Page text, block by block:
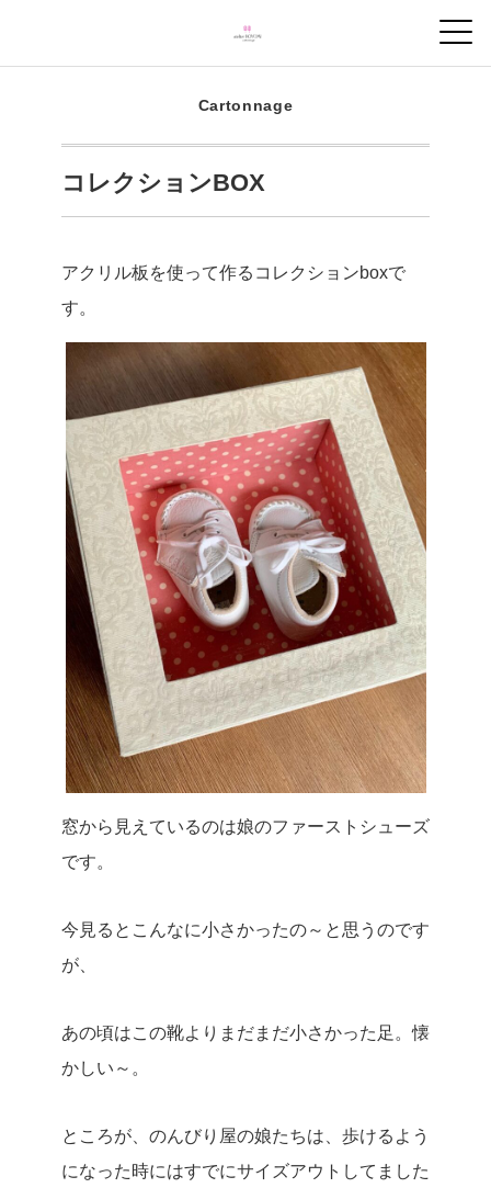
Cartonnage
コレクションBOX
アクリル板を使って作るコレクションboxで
す。
窓から見えているのは娘のファーストシューズ
です。
今見るとこんなに小さかったの～と思うのです
が、
あの頃はこの靴よりまだまだ小さかった足。懐
かしい～。
ところが、のんびり屋の娘たちは、歩けるよう
になった時にはすでにサイズアウトしてました